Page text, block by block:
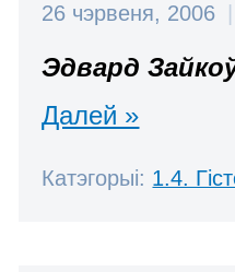
26 чэрвеня, 2006
Эдвард
Далей »
Катэгорыі: 1.4.